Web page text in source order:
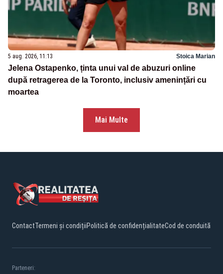
5 aug. 2026, 11:13 Stoica Marian
Jelena Ostapenko, ținta unui val de abuzuri online
după retragerea de la Toronto, inclusiv amenințări cu
moartea
Mai Multe
ContactTermeni și condițiiPolitică de confidențialitateCod de conduită
Parteneri: